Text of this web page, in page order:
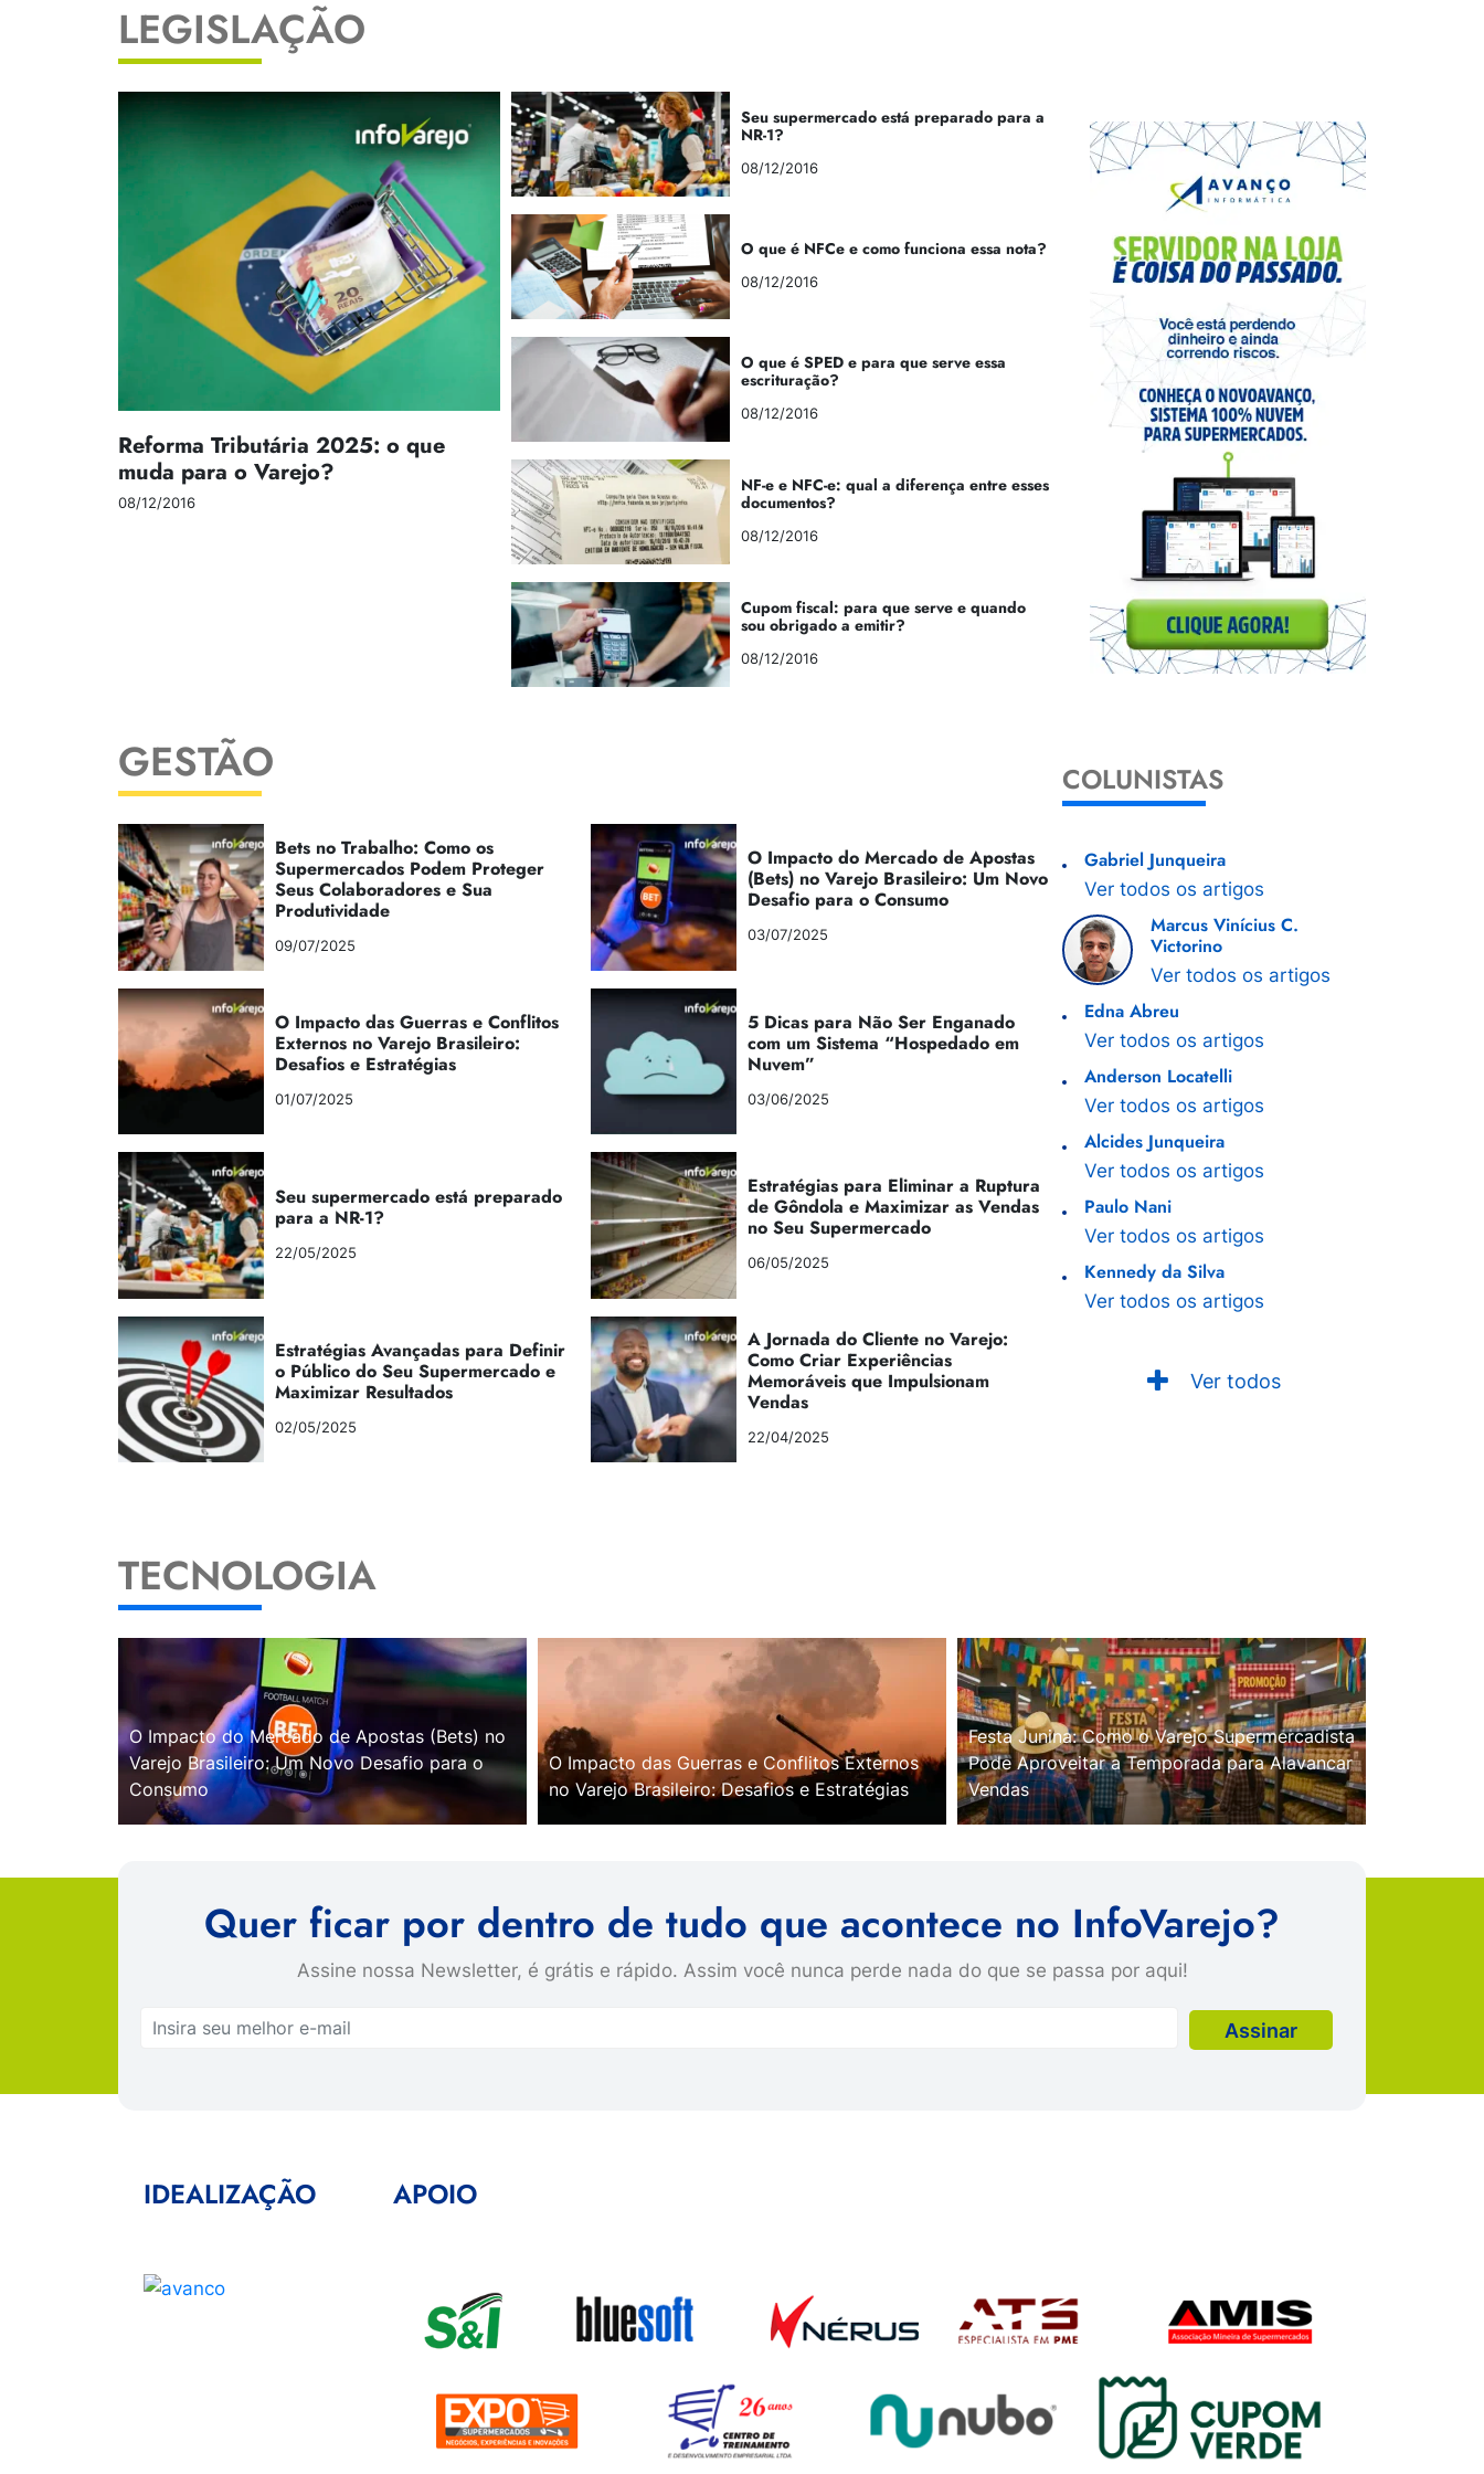
LEGISLAÇÃO
Reforma Tributária 2025: o que
muda para o Varejo?
08/12/2016
Seu supermercado está preparado para a
NR-1?
08/12/2016
O que é NFCe e como funciona essa nota?
08/12/2016
O que é SPED e para que serve essa
escrituração?
08/12/2016
NF-e e NFC-e: qual a diferença entre esses
documentos?
08/12/2016
Cupom fiscal: para que serve e quando
sou obrigado a emitir?
08/12/2016
GESTÃO
Bets no Trabalho: Como os
Supermercados Podem Proteger
Seus Colaboradores e Sua
Produtividade
09/07/2025
O Impacto do Mercado de Apostas
(Bets) no Varejo Brasileiro: Um Novo
Desafio para o Consumo
03/07/2025
O Impacto das Guerras e Conflitos
Externos no Varejo Brasileiro:
Desafios e Estratégias
01/07/2025
5 Dicas para Não Ser Enganado
com um Sistema “Hospedado em
Nuvem”
03/06/2025
Seu supermercado está preparado
para a NR-1?
22/05/2025
Estratégias para Eliminar a Ruptura
de Gôndola e Maximizar as Vendas
no Seu Supermercado
06/05/2025
Estratégias Avançadas para Definir
o Público do Seu Supermercado e
Maximizar Resultados
02/05/2025
A Jornada do Cliente no Varejo:
Como Criar Experiências
Memoráveis que Impulsionam
Vendas
22/04/2025
COLUNISTAS
Gabriel Junqueira
Ver todos os artigos
Marcus Vinícius C.
Victorino
Ver todos os artigos
Edna Abreu
Ver todos os artigos
Anderson Locatelli
Ver todos os artigos
Alcides Junqueira
Ver todos os artigos
Paulo Nani
Ver todos os artigos
Kennedy da Silva
Ver todos os artigos
Ver todos
TECNOLOGIA
O Impacto do Mercado de Apostas (Bets) no
Varejo Brasileiro: Um Novo Desafio para o
Consumo
O Impacto das Guerras e Conflitos Externos
no Varejo Brasileiro: Desafios e Estratégias
Festa Junina: Como o Varejo Supermercadista
Pode Aproveitar a Temporada para Alavancar
Vendas
Quer ficar por dentro de tudo que acontece no InfoVarejo?
Assine nossa Newsletter, é grátis e rápido. Assim você nunca perde nada do que se passa por aqui!
IDEALIZAÇÃO APOIO